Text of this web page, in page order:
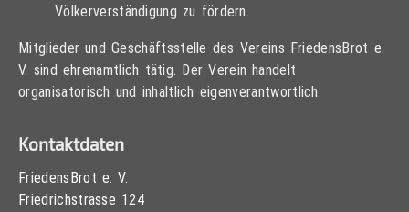
Völkerverständigung zu fördern.
Mitglieder und Geschäftsstelle des Vereins FriedensBrot e.
V. sind ehrenamtlich tätig. Der Verein handelt
organisatorisch und inhaltlich eigenverantwortlich.
Kontaktdaten
FriedensBrot e. V.
Friedrichstrasse 124